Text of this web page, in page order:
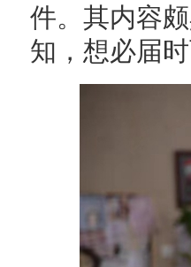
件。其内容
知，想必届